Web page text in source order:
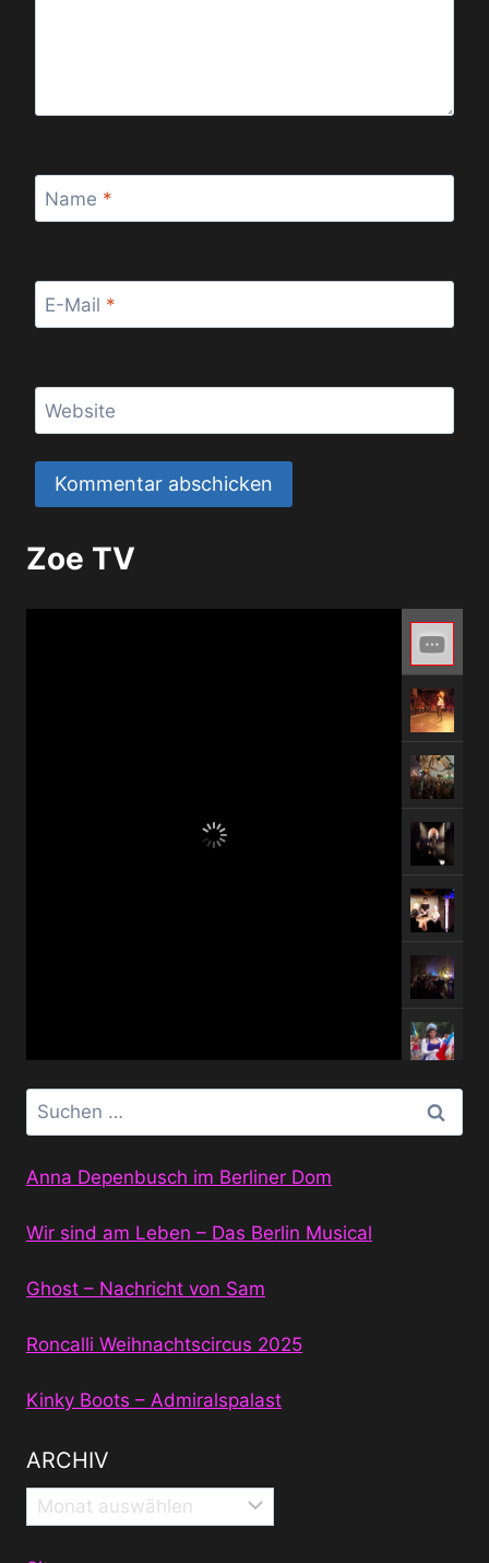
Name *
E-Mail *
Website
Zoe TV
Suchen
nach:
Anna Depenbusch im Berliner Dom
Wir sind am Leben – Das Berlin Musical
Ghost – Nachricht von Sam
Roncalli Weihnachtscircus 2025
Kinky Boots – Admiralspalast
ARCHIV
Archiv